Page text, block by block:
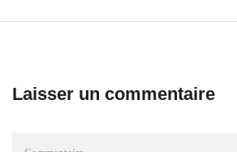
Laisser un commentaire